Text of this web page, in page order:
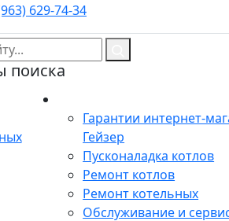
629-74-34
поиска
Гарантии интернет-
Гейзер
Пусконаладка котлов
Ремонт котлов
Ремонт котельных
Обслуживание и